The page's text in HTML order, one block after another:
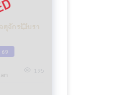
ตุจักร💥บรา
69
195